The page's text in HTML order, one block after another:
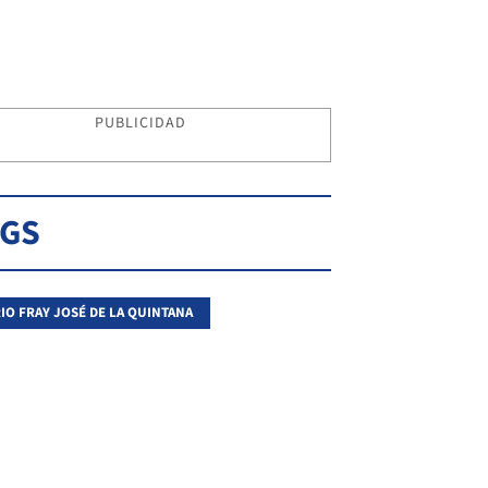
PUBLICIDAD
FRAY JOSÉ DE LA QUINTANA